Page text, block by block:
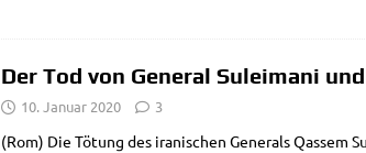
Der Tod von General Suleimani
10. Januar 2020 3
(Rom) Die Tötung des ira­ni­schen Gene­rals Qas­sem